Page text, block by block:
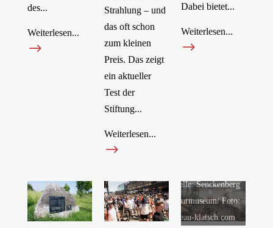
des...
Weiterlesen...
$
Strahlung – und
das oft schon
zum kleinen
Preis. Das zeigt
ein aktueller
Test der
Stiftung...
Weiterlesen...
$
Dabei bietet...
Weiterlesen...
$
Quelle: Senckenberg
Naturmuseum/ Foto:
niveau-klatsch.com